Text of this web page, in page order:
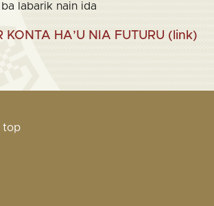
labarik nain ida
KONTA HA’U NIA FUTURU (link)
top